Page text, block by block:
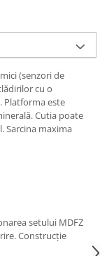
(senzori de
cu o
Platforma este
Cutia poate
Sarcina maxima
setului MDFZ
Construcție